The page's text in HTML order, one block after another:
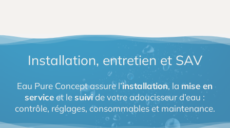
Installation, entretien et SAV
Eau Pure Concept assure l’installation, la mise en
serviceet le suivide votre adoucisseur d’eau :
contrôle, réglages, consommables et maintenance.